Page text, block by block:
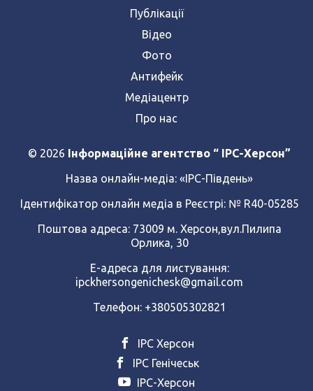
Публікації
Відео
Фото
Антифейк
Медіацентр
Про нас
© 2026 Інформаційне агентство “ IPC-Херсон”
Назва онлайн-медіа: «ІРС-Південь»
Ідентифікатор онлайн медіа в Реєстрі: № R40-05285
Поштова адреса: 73009 м. Херсон,вул.Пилипа
Орлика, 30
Е-адреса для листування:
ipckhersongenichesk@gmail.com
Телефон: +380505302821
ІРС Херсон
ІРС Генічеськ
ІРС-Херсон